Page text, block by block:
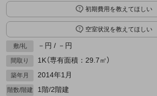
初期費用を教えてほしい
空室状況を教えてほしい
敷/礼 －円 / －円
間取り 1K（専有面積：29.7㎡）
築年月 2014年1月
階数/階建 1階/2階建